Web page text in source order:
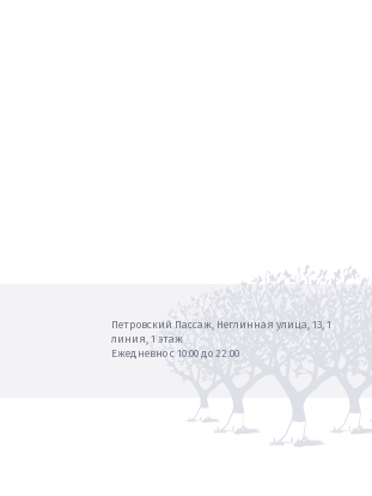
Петровский Пассаж, Неглинная улица, 13, 1
линия, 1 этаж
Ежедневно с 10:00 до 22:00